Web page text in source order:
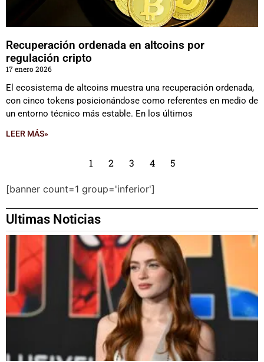
Recuperación ordenada en altcoins por
regulación cripto
17 enero 2026
El ecosistema de altcoins muestra una recuperación ordenada,
con cinco tokens posicionándose como referentes en medio de
un entorno técnico más estable. En los últimos
LEER MÁS»
1 2 3 4 5
[banner count=1 group='inferior']
Ultimas Noticias